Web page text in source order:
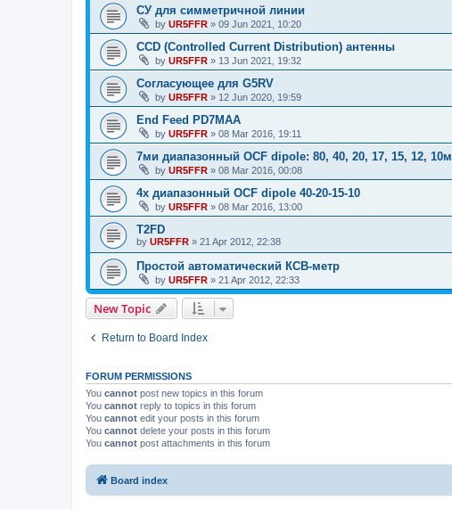
СУ для симметричной линии
by UR5FFR » 09 Jun 2021, 10:20
CCD (Controlled Current Distribution) антенны
by UR5FFR » 13 Jun 2021, 19:32
Согласующее для G5RV
by UR5FFR » 12 Jun 2020, 19:59
End Feed PD7MAA
by UR5FFR » 08 Mar 2016, 19:11
7ми диапазонный OCF dipole: 80, 40, 20, 17, 15, 12, 10м
by UR5FFR » 08 Mar 2016, 00:08
4х диапазонный OCF dipole 40-20-15-10
by UR5FFR » 08 Mar 2016, 13:00
T2FD
by UR5FFR » 21 Apr 2012, 22:38
Простой автоматический КСВ-метр
by UR5FFR » 21 Apr 2012, 22:33
New Topic
Return to Board Index
FORUM PERMISSIONS
You cannot post new topics in this forum
You cannot reply to topics in this forum
You cannot edit your posts in this forum
You cannot delete your posts in this forum
You cannot post attachments in this forum
Board index